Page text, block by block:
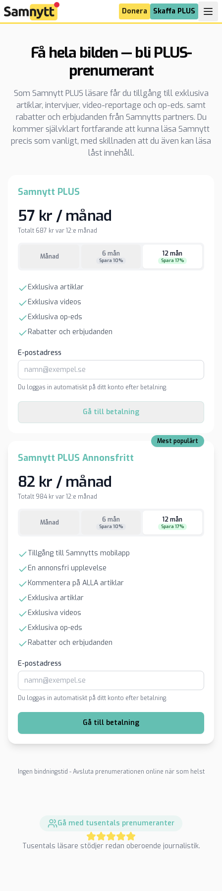
Donera Skaffa PLUS
Få hela bilden — bli PLUS-
prenumerant
Som Samnytt PLUS läsare får du tillgång till exklusiva
artiklar, intervjuer, video-reportage och op-eds. samt
rabatter och erbjudanden från Samnytts partners. Du
kommer självklart fortfarande att kunna läsa Samnytt
precis som vanligt, med skillnaden att du även kan läsa
låst innehåll.
Samnytt PLUS
57 kr / månad
Totalt 687 kr var 12:e månad
Månad 6 mån
Spara 10%
12 mån
Spara 17%
Exklusiva artiklar
Exklusiva videos
Exklusiva op-eds
Rabatter och erbjudanden
E-postadress
Du loggas in automatiskt på ditt konto efter betalning.
Gå till betalning
Mest populärt
Samnytt PLUS Annonsfritt
82 kr / månad
Totalt 984 kr var 12:e månad
Månad 6 mån
Spara 10%
12 mån
Spara 17%
Tillgång till Samnytts mobilapp
En annonsfri upplevelse
Kommentera på ALLA artiklar
Exklusiva artiklar
Exklusiva videos
Exklusiva op-eds
Rabatter och erbjudanden
E-postadress
Du loggas in automatiskt på ditt konto efter betalning.
Gå till betalning
Ingen bindningstid - Avsluta prenumerationen online när som helst
Gå med tusentals prenumeranter
Tusentals läsare stödjer redan oberoende journalistik.